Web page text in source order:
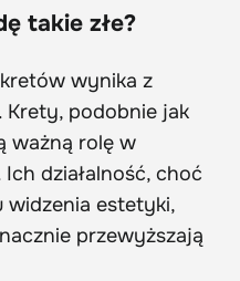
takie złe?
wynika z
Krety, podobnie jak
ważną rolę w
działalność, choć
widzenia estetyki,
przewyższają